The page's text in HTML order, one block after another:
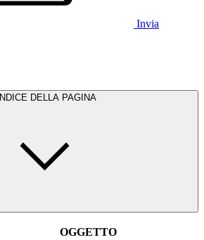
Invia
INDICE DELLA PAGINA
OGGETTO